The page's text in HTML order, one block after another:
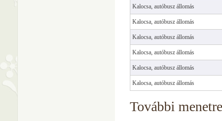
Kalocsa, autóbusz állomás
Kalocsa, autóbusz állomás
Kalocsa, autóbusz állomás
Kalocsa, autóbusz állomás
Kalocsa, autóbusz állomás
Kalocsa, autóbusz állomás
További